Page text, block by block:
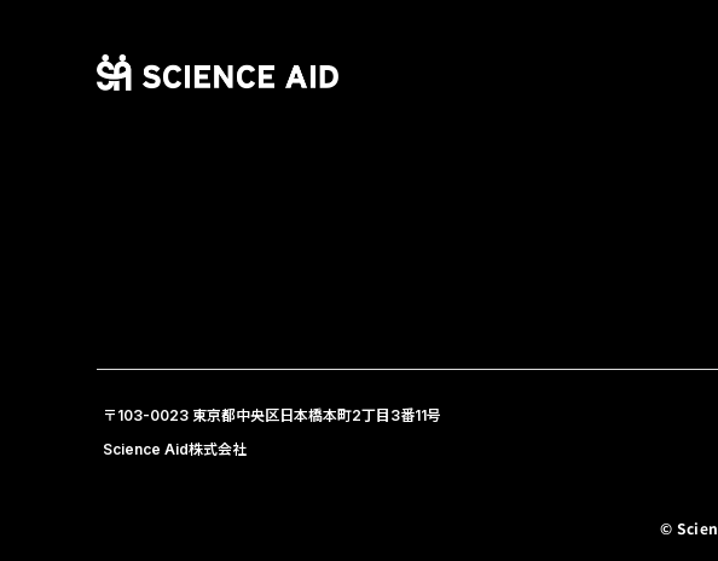
〒103-0023 東京都中央区日本橋本町2丁目3番11号
Science Aid株式会社
©